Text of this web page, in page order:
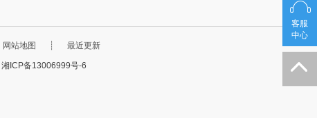
网站地图 ┊ 最近更新
湘ICP备13006999号-6
客服
中心
客服
中心